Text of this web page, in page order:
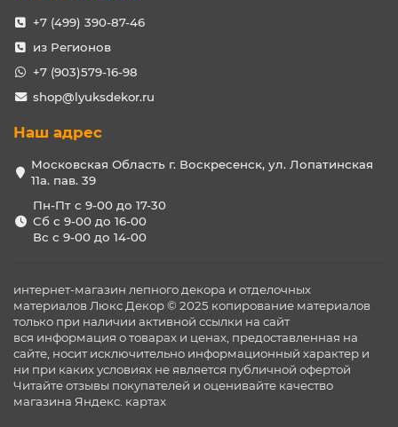
+7 (499) 390-87-46
из Регионов
+7 (903)579-16-98
shop@lyuksdekor.ru
Наш адрес
Московская Область г. Воскресенск, ул. Лопатинская
11а. пав. 39
Пн-Пт с 9-00 до 17-30
Сб с 9-00 до 16-00
Вс с 9-00 до 14-00
интернет-магазин лепного декора и отделочных
материалов Люкс Декор © 2025 копирование материалов
только при наличии активной ссылки на сайт
вся информация о товарах и ценах, предоставленная на
сайте, носит исключительно информационный характер и
ни при каких условиях не является публичной офертой
Читайте отзывы покупателей и оценивайте качество
магазина Яндекс. картах